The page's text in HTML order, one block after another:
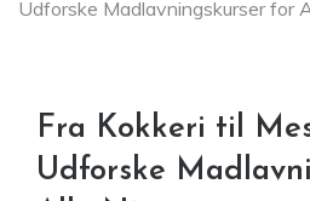
Udforske Madlavningskurser for
Fra Kokkeri til
Udforske